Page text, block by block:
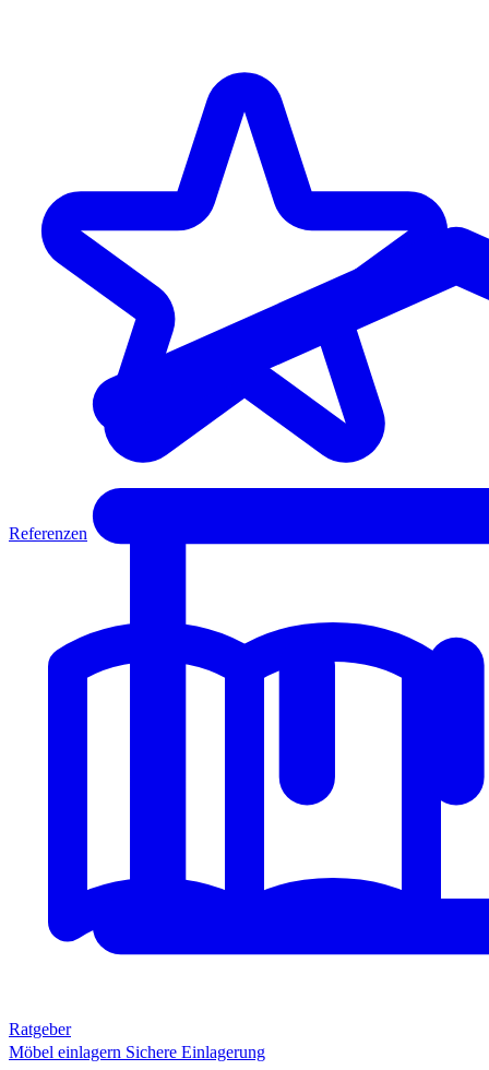
Möbel einlagern Sichere Einlagerung
Referenzen
Ratgeber